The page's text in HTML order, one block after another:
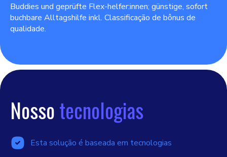
Buddies und geprüfte Flex-helfer:innen; günstige, sofort
buchbare Alltagshilfe inkl. Classificação de bônus de
qualidade.
Nossotecnologias
Esta solução é baseada em tecnologias